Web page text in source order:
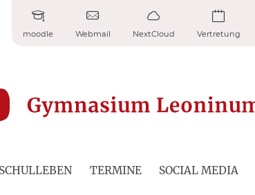
moodle Webmail NextCloud Vertretung
SCHULLEBEN TERMINE SOCIAL MEDIA